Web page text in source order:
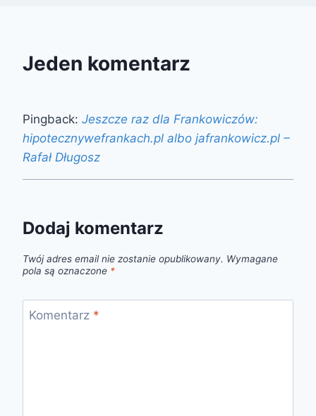
Jeden komentarz
Pingback: Jeszcze raz dla Frankowiczów:
hipotecznywefrankach.pl albo jafrankowicz.pl –
Rafał Długosz
Dodaj komentarz
Twój adres email nie zostanie opublikowany. Wymagane
pola są oznaczone *
Komentarz *